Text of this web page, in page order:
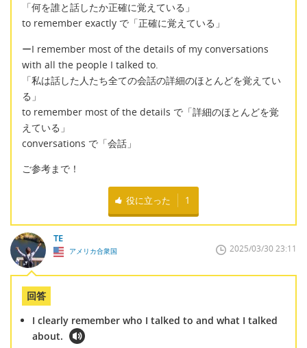
「何を誰と話したか正確に覚えている」
to remember exactly で「正確に覚えている」
ーI remember most of the details of my conversations
with all the people I talked to.
「私は話した人たち全ての会話の詳細のほとんどを覚えてい
る」
to remember most of the details で「詳細のほとんどを覚
えている」
conversations で「会話」
ご参考まで！
役に立った 1
TE
アメリカ合衆国 2025/03/30 23:11
回答
I clearly remember who I talked to and what I talked
about.